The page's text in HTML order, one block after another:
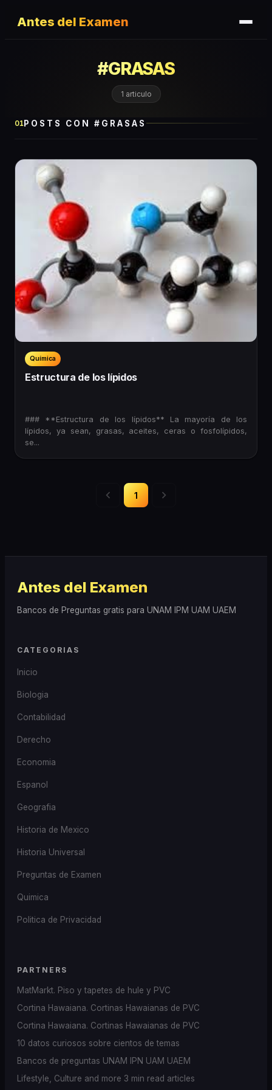
Antes del Examen
#GRASAS
1 articulo
01POSTS CON # GRASAS
Química
Estructura de los lípidos
### **Estructura de los lípidos** La mayoría de los
lípidos, ya sean, grasas, aceites, ceras o fosfolípidos,
se...
1
Antes del Examen
Bancos de Preguntas gratis para UNAM IPM UAM UAEM
CATEGORIAS
Inicio
Biologia
Contabilidad
Derecho
Economia
Espanol
Geografia
Historia de Mexico
Historia Universal
Preguntas de Examen
Quimica
Politica de Privacidad
PARTNERS
MatMarkt. Piso y tapetes de hule y PVC
Cortina Hawaiana. Cortinas Hawaianas de PVC
Cortina Hawaiana. Cortinas Hawaianas de PVC
10 datos curiosos sobre cientos de temas
Bancos de preguntas UNAM IPN UAM UAEM
Lifestyle, Culture and more 3 min read articles